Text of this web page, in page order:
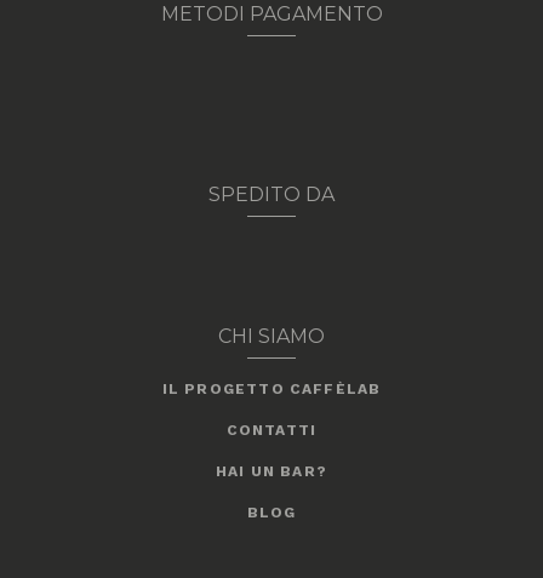
METODI PAGAMENTO
SPEDITO DA
CHI SIAMO
IL PROGETTO CAFFÈLAB
CONTATTI
HAI UN BAR?
BLOG